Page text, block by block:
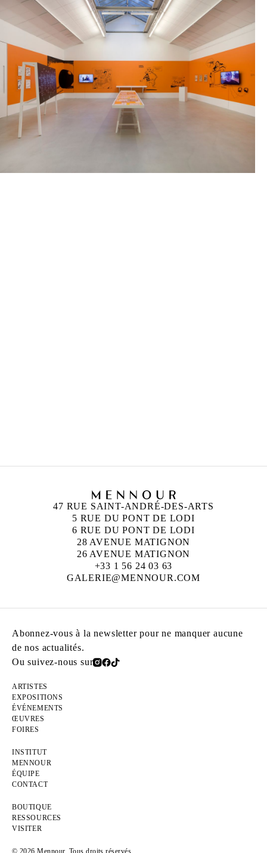
47 RUE SAINT-ANDRÉ-DES-ARTS
5 RUE DU PONT DE LODI
6 RUE DU PONT DE LODI
28 AVENUE MATIGNON
26 AVENUE MATIGNON
+33 1 56 24 03 63
GALERIE@MENNOUR.COM
Abonnez-vous à la newsletter pour ne manquer aucune
de nos actualités.
Ou suivez-nous sur
ARTISTES
EXPOSITIONS
ÉVÉNEMENTS
ŒUVRES
FOIRES
INSTITUT
MENNOUR
ÉQUIPE
CONTACT
BOUTIQUE
RESSOURCES
VISITER
© 2026 Mennour. Tous droits réservés